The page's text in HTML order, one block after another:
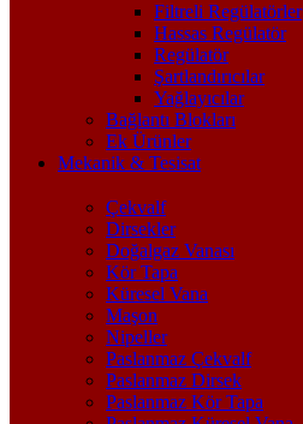
Filtreli Regülatörler
Hassas Regülatör
Regülatör
Şartlandırıcılar
Yağlayıcılar
Bağlantı Blokları
Ek Ürünler
Mekanik & Tesisat
Çekvalf
Dirsekler
Doğalgaz Vanası
Kör Tapa
Küresel Vana
Maşon
Nipeller
Paslanmaz Çekvalf
Paslanmaz Dirsek
Paslanmaz Kör Tapa